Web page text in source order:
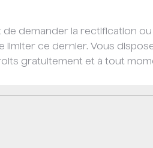
demander la rectification
ce dernier. Vous
gratuitement et à tout